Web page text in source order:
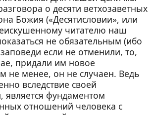
о десяти ветхозаветных
Божия («Десятисловии», или
читателю наш
не обязательным (ибо
если не отменили, то,
придали им новое
не менее, он не случаен. Ведь
вследствие своей
является фундаментом
отношений человека с